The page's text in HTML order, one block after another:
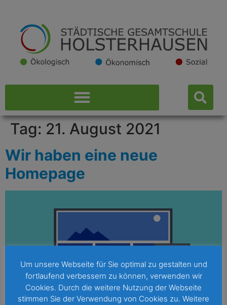
Tag: 21. August 2021
Wir haben eine neue
Homepage
Um unsere Webseite für Sie optimal zu gestalten und
fortlaufend verbessern zu können, verwenden wir
Cookies. Durch die weitere Nutzung der Webseite
stimmen Sie der Verwendung von Cookies zu. Weitere